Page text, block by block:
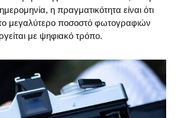
η πραγματικότητα είναι ότι
μεγαλύτερο ποσοστό φωτογραφιών
με ψηφιακό τρόπο.